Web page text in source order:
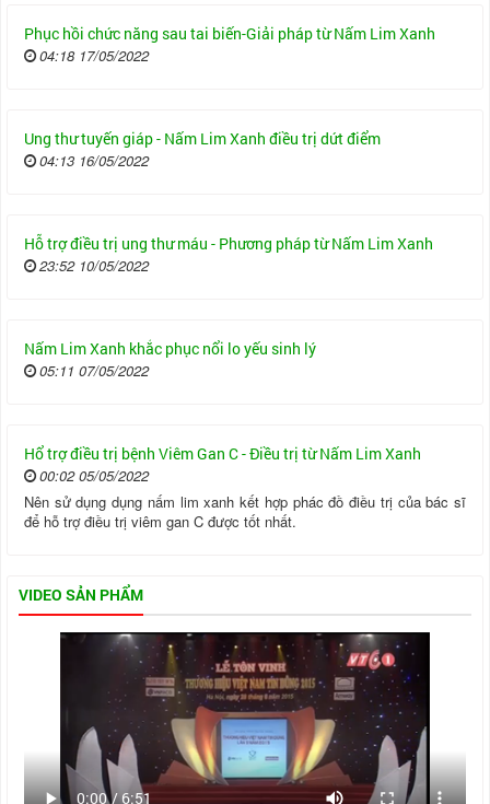
Phục hồi chức năng sau tai biến-Giải pháp từ Nấm Lim Xanh
04:18 17/05/2022
Ung thư tuyến giáp - Nấm Lim Xanh điều trị dứt điểm
04:13 16/05/2022
Hỗ trợ điều trị ung thư máu - Phương pháp từ Nấm Lim Xanh
23:52 10/05/2022
Nấm Lim Xanh khắc phục nổi lo yếu sinh lý
05:11 07/05/2022
Hổ trợ điều trị bệnh Viêm Gan C - Điều trị từ Nấm Lim Xanh
00:02 05/05/2022
Nên sử dụng dụng nấm lim xanh kết hợp phác đồ điều trị của bác sĩ
để hỗ trợ điều trị viêm gan C được tốt nhất.
VIDEO SẢN PHẨM